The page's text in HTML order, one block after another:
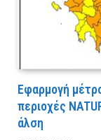
Εφαρμογή
περιοχές
άλση